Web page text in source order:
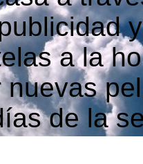
a la
nuevas
de la